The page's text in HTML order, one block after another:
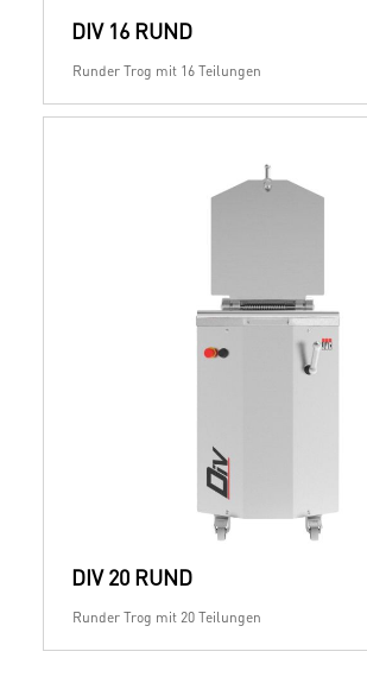
DIV 16 RUND
Runder Trog mit 16 Teilungen
DIV 20 RUND
Runder Trog mit 20 Teilungen